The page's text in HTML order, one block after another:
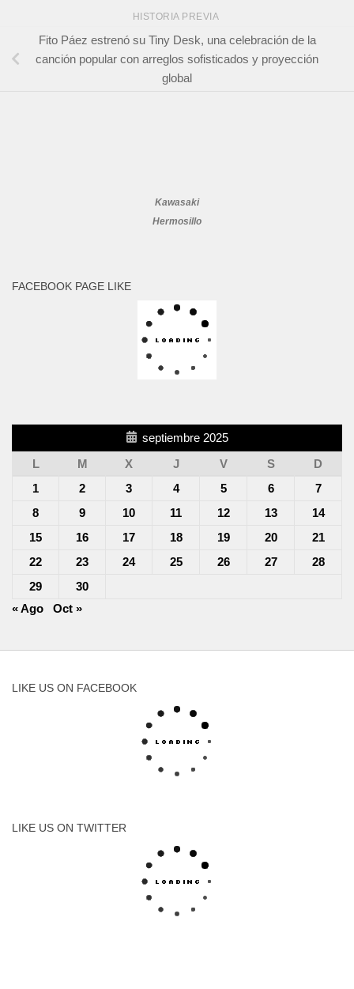
HISTORIA PREVIA
Fito Páez estrenó su Tiny Desk, una celebración de la
canción popular con arreglos sofisticados y proyección
global
Kawasaki
Hermosillo
FACEBOOK PAGE LIKE
septiembre 2025
L
M X J V S
D
1
2 3 4 5 6
7
8
9 10 11 12 13
14
15
16 17 18 19 20
21
22
23 24 25 26 27
28
29
30
« Ago
Oct »
LIKE US ON FACEBOOK
LIKE US ON TWITTER